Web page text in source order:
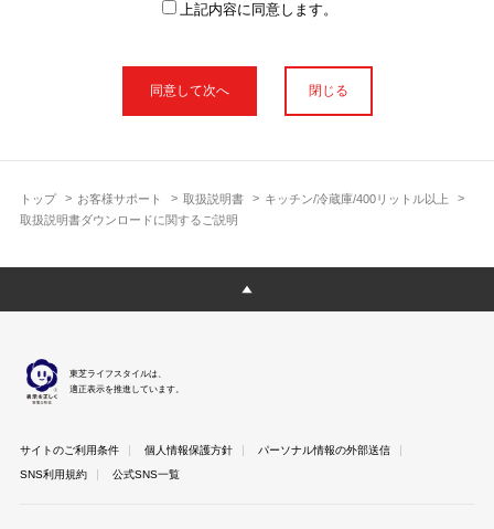
トップ お客様サポート 取扱説明書
キッチン/冷蔵庫/400リットル以上
取扱説明書ダウンロードに関するご説明
使用上のご注意や安全上のご注意、また測定基準や数値等は取扱
説明書が作成された時点での基準に応じた内容となっております
明書以外の印刷物が同梱されている場合がありますが、本サイト
ではそれらを全て公開しておりませんのであらかじめご了承くだ
本サイトのサービスは予告なく中止または内容を変更する場合が
ございますのであらかじめご了承ください。
さま以外からのお問い合わせにはお答えできない場合があります
のであらかじめご了承ください。
上記内容に同意します。
閉じる
東芝ライフスタイルは、
適正表示を推進しています。
サイトのご利用条件 個人情報保護方針
パーソナル情報の外部送信
SNS利用規約
公式SNS一覧